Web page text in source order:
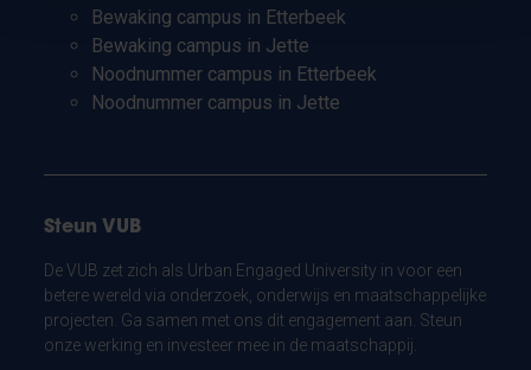
Bewaking campus in Etterbeek
Bewaking campus in Jette
Noodnummer campus in Etterbeek
Noodnummer campus in Jette
Steun VUB
De VUB zet zich als Urban Engaged University in voor een
betere wereld via onderzoek, onderwijs en maatschappelijke
projecten. Ga samen met ons dit engagement aan. Steun
onze werking en investeer mee in de maatschappij.